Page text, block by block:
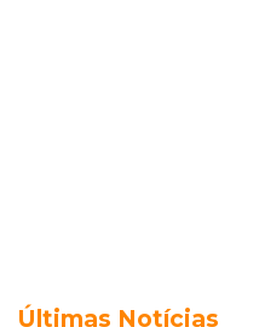
Últimas Notícias